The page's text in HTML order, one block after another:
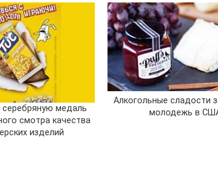
серебряную медаль
смотра качества
изделий
Алкогольные сладости
молодежь в